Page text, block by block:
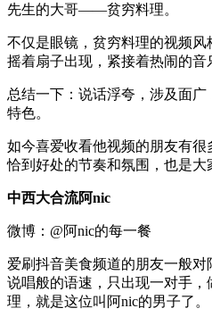
先生的大哥——贫穷料理。
不仅是眼镜，贫穷料理的视频
摇着扇子出现，紧接着热闹的音
总结一下：说话浮夸，涉及面
特色。
如今喜爱收看他视频的朋友有
恰到好处的节奏和氛围，也是大
中西大合流阿nic
微博：@阿nic的每一餐
爱刷抖音美食频道的朋友一般
说唱般的语速，只出现一对手
理，就是这位叫阿nic的男子了。